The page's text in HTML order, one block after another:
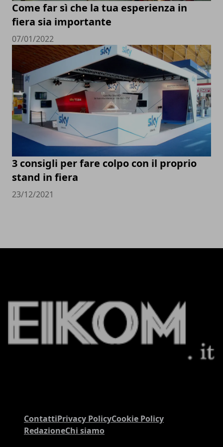
Come far sì che la tua esperienza in
fiera sia importante
07/01/2022
3 consigli per fare colpo con il proprio
stand in fiera
23/12/2021
ContattiPrivacy PolicyCookie Policy
RedazioneChi siamo